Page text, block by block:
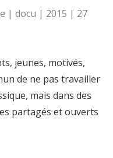
| docu | 2015 | 27
jeunes, motivés,
de ne pas travailler
mais dans des
partagés et ouverts